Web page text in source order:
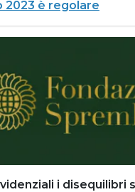
2023 è regolare
i disequilibri